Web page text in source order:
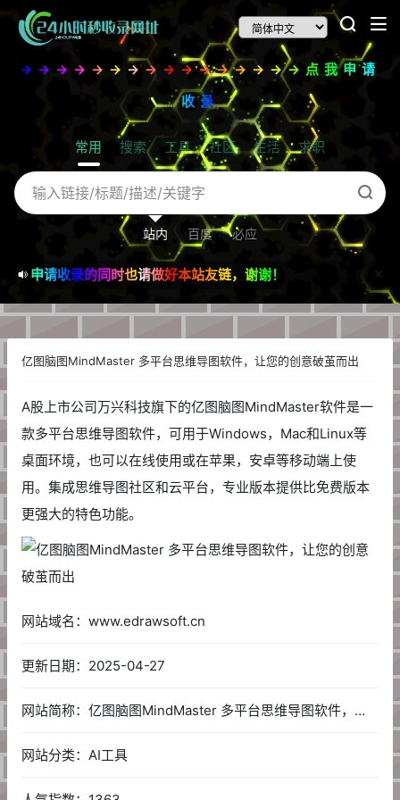
→→→→→→→→→→→→→→→→点我申请
收录
常用 搜索 工具 社区 生活 求职
站内 百度 必应
申请收录的同时也请做好本站友链，谢谢！
亿图脑图MindMaster 多平台思维导图软件，让您的创意破茧而出
A股上市公司万兴科技旗下的亿图脑图MindMaster软件是一
款多平台思维导图软件，可用于Windows，Mac和Linux等
桌面环境，也可以在线使用或在苹果，安卓等移动端上使
用。集成思维导图社区和云平台，专业版本提供比免费版本
更强大的特色功能。
网站域名：www.edrawsoft.cn
更新日期：2025-04-27
网站简称：亿图脑图MindMaster 多平台思维导图软件，让您的创意破茧而出
网站分类：AI工具